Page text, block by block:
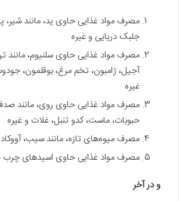
مصرف مواد غذایی حاوی ید، مانند شیر،
جلبک دریایی و غیره
مصرف مواد غذایی حاوی سلنیوم، مانند
آجیل، ژامبون، تخم مرغ، بوقلمون،
غیره
مصرف مواد غذایی حاوی روی، مانند
حبوبات، ماست، کدو تنبل، غلات و غیره
مصرف میوه‌های تازه، مانند سیب،
مصرف مواد غذایی حاوی اسید‌های چرب
و در آخر